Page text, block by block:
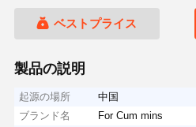
ベストプライス
製品の説明
起源の場所
中国
ブランド名
For Cum mins